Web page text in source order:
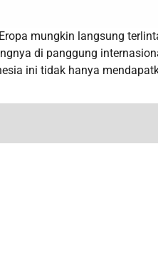
mungkin langsung
di panggung
ini tidak hanya